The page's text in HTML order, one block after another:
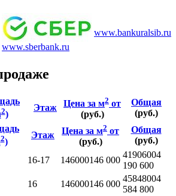
www.sberbank.ru
www.bankuralsib.ru
2)
Этаж Цена за м2 от
(руб.)
Общая
(руб.)
2)
Этаж Цена за м2 от
(руб.)
Общая
(руб.)
16-17 146000146 000
41906004
190 600
16 146000146 000
45848004
584 800